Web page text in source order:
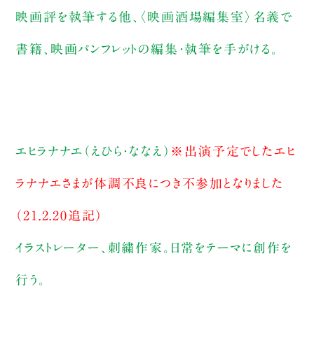
映画評を執筆する他、〈映画酒場編集室〉名義で
書籍、映画パンフレットの編集・執筆を手がける。
エヒラナナエ（えひら・ななえ） ※出演予定でしたエヒ
ラナナエさまが体調不良につき不参加となりました
（21.2.20追記）
イラストレーター、刺繍作家。日常をテーマに創作を
行う。